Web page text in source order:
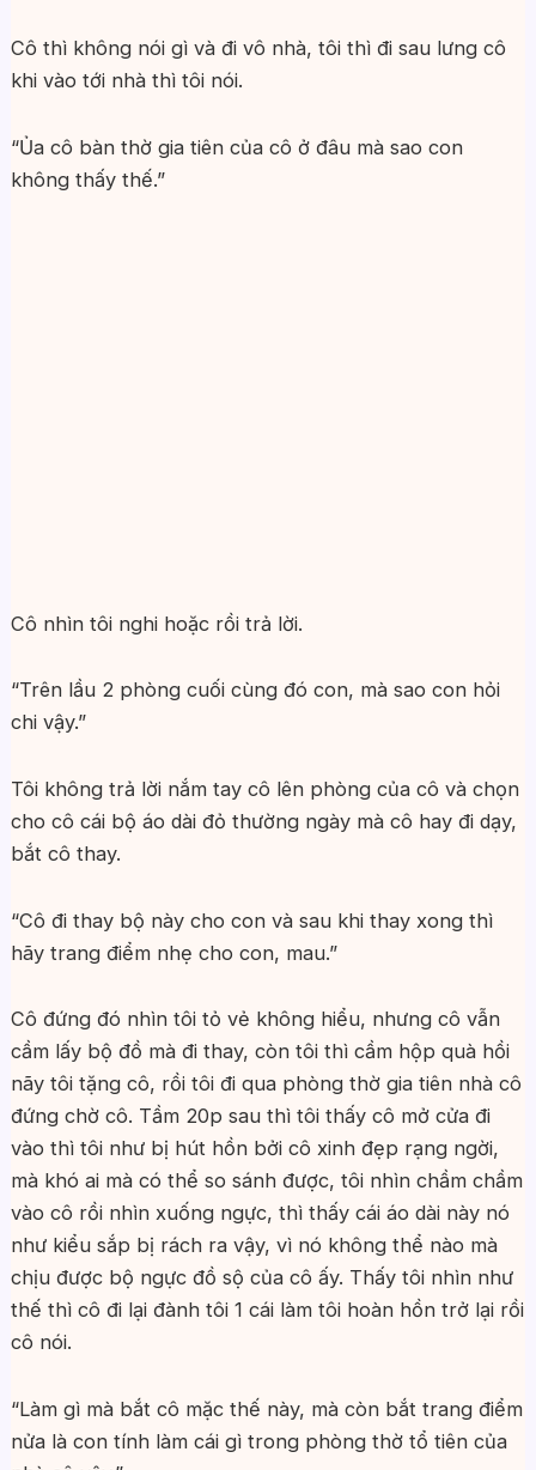
Cô thì không nói gì và đi vô nhà, tôi thì đi sau lưng cô
khi vào tới nhà thì tôi nói.
“Ủa cô bàn thờ gia tiên của cô ở đâu mà sao con
không thấy thế.”
Cô nhìn tôi nghi hoặc rồi trả lời.
“Trên lầu 2 phòng cuối cùng đó con, mà sao con hỏi
chi vậy.”
Tôi không trả lời nắm tay cô lên phòng của cô và chọn
cho cô cái bộ áo dài đỏ thường ngày mà cô hay đi dạy,
bắt cô thay.
“Cô đi thay bộ này cho con và sau khi thay xong thì
hãy trang điểm nhẹ cho con, mau.”
Cô đứng đó nhìn tôi tỏ vẻ không hiểu, nhưng cô vẫn
cầm lấy bộ đồ mà đi thay, còn tôi thì cầm hộp quà hồi
nãy tôi tặng cô, rồi tôi đi qua phòng thờ gia tiên nhà cô
đứng chờ cô. Tầm 20p sau thì tôi thấy cô mở cửa đi
vào thì tôi như bị hút hồn bởi cô xinh đẹp rạng ngời,
mà khó ai mà có thể so sánh được, tôi nhìn chầm chầm
vào cô rồi nhìn xuống ngực, thì thấy cái áo dài này nó
như kiểu sắp bị rách ra vậy, vì nó không thể nào mà
chịu được bộ ngực đồ sộ của cô ấy. Thấy tôi nhìn như
thế thì cô đi lại đành tôi 1 cái làm tôi hoàn hồn trở lại rồi
cô nói.
“Làm gì mà bắt cô mặc thế này, mà còn bắt trang điểm
nửa là con tính làm cái gì trong phòng thờ tổ tiên của